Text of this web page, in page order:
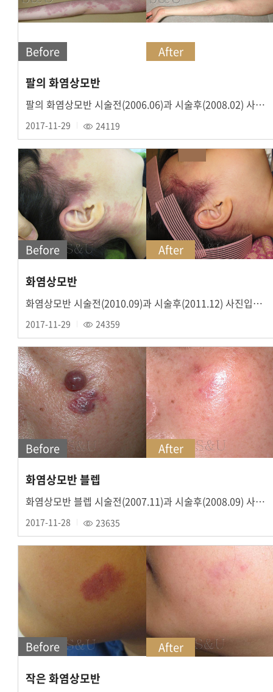
Before
After
팔의 화염상모반
팔의 화염상모반 시술전(2006.06)과 시술후(2008.02) 사진입니다.
2017-11-29 24119
Before
After
화염상모반
화염상모반 시술전(2010.09)과 시술후(2011.12) 사진입니다.
2017-11-29 24359
Before
After
화염상모반 블렙
화염상모반 블렙 시술전(2007.11)과 시술후(2008.09) 사진입니다.
2017-11-28 23635
Before
After
작은 화염상모반